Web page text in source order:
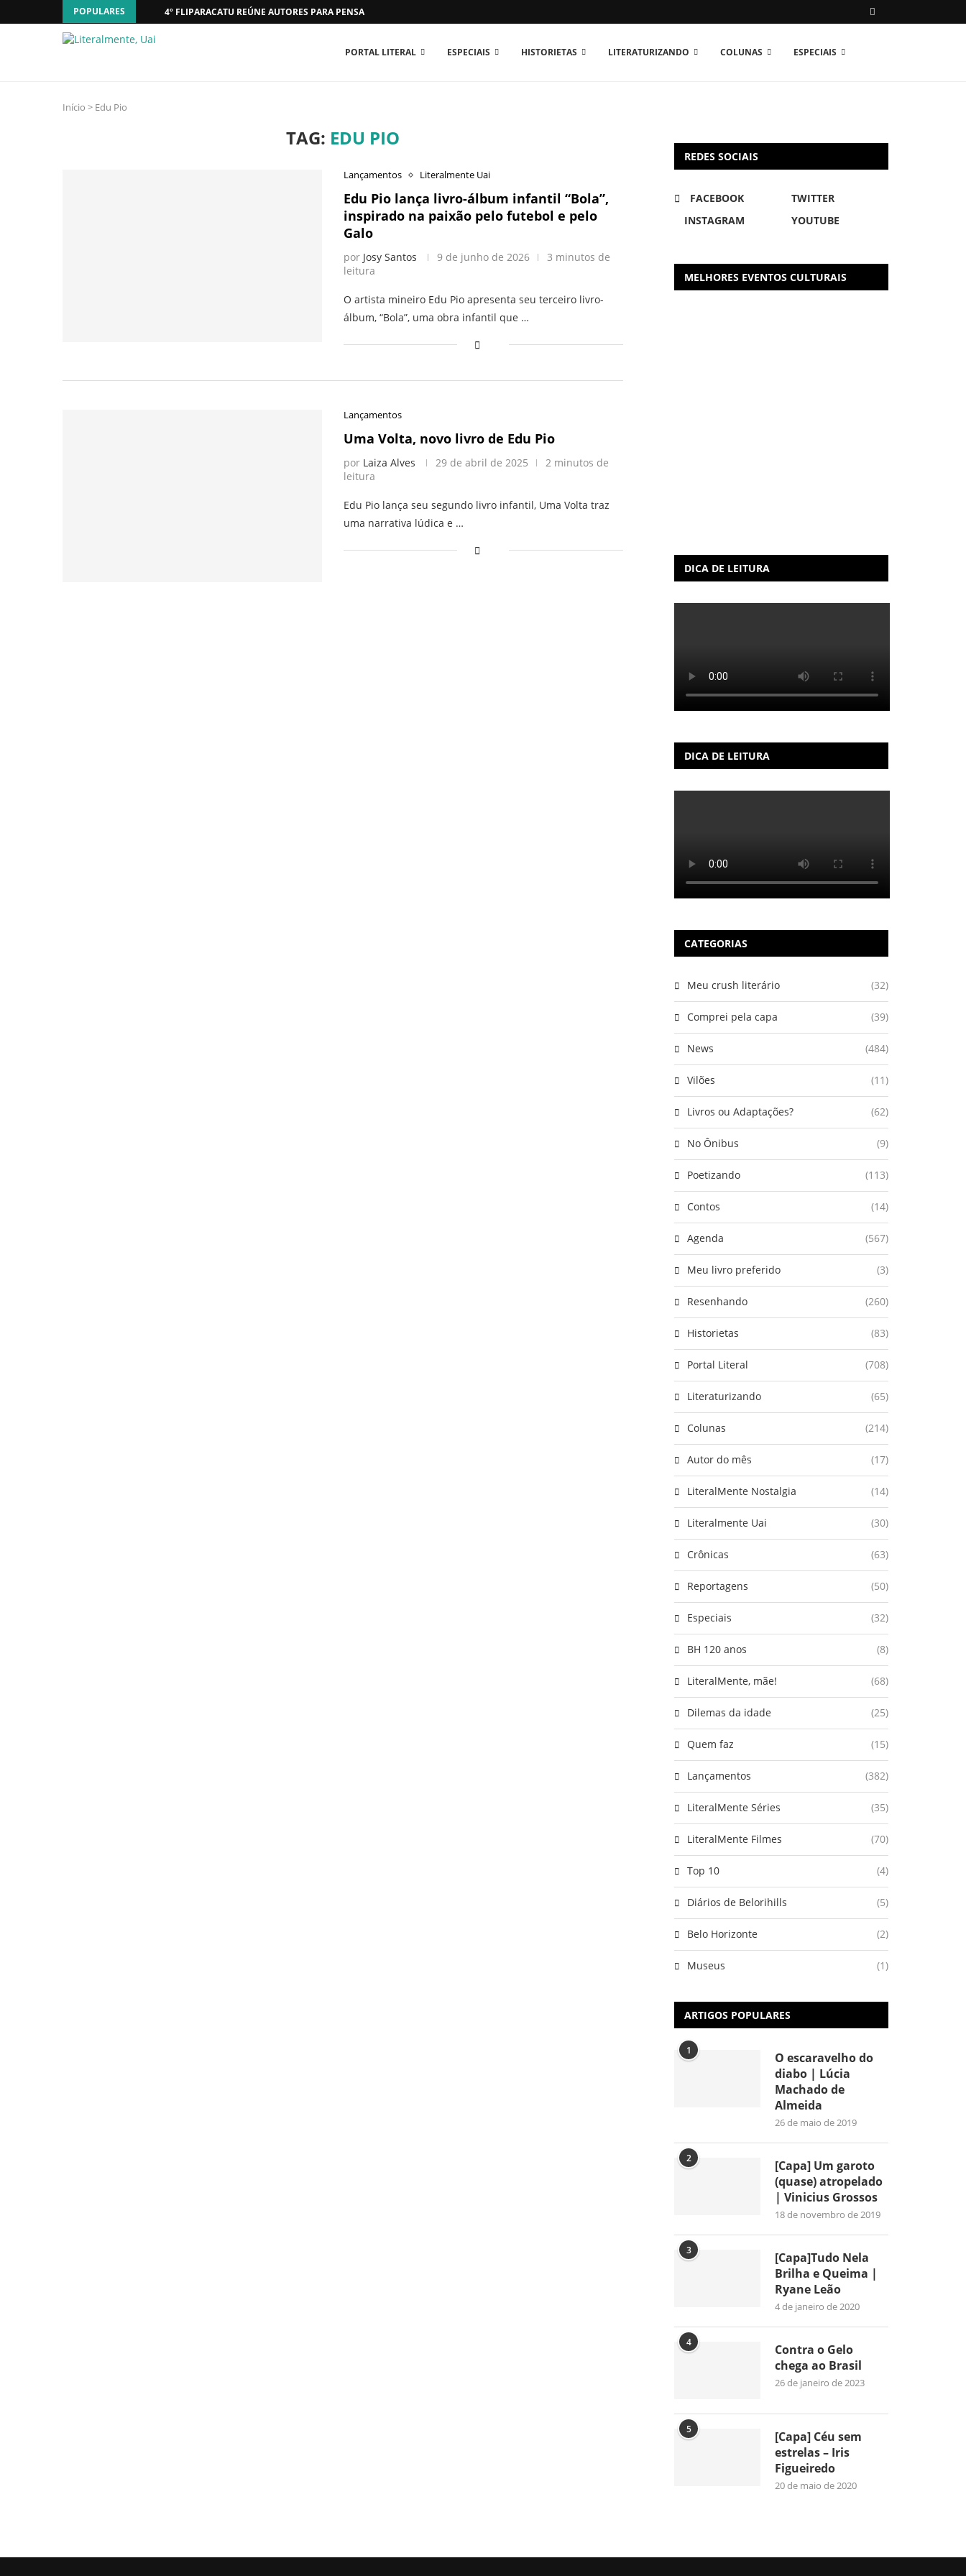
POPULARES 4º FLIPARACATU REÚNE AUTORES PARA PENSAR O MUNDO...
PORTAL LITERAL ESPECIAIS HISTORIETAS LITERATURIZANDO COLUNAS ESPECIAIS
Início > Edu Pio
TAG: EDU PIO
Lançamentos Literalmente Uai
Edu Pio lança livro-álbum infantil “Bola”,
inspirado na paixão pelo futebol e pelo
Galo
por Josy Santos 9 de junho de 2026
3 minutos de
leitura
O artista mineiro Edu Pio apresenta seu terceiro livro-
álbum, “Bola”, uma obra infantil que …
Lançamentos
Uma Volta, novo livro de Edu Pio
por Laiza Alves 29 de abril de 2025
2 minutos de
leitura
Edu Pio lança seu segundo livro infantil, Uma Volta traz
uma narrativa lúdica e …
REDES SOCIAIS
FACEBOOK
TWITTER
INSTAGRAM
YOUTUBE
MELHORES EVENTOS CULTURAIS
DICA DE LEITURA
DICA DE LEITURA
CATEGORIAS
Meu crush literário (32)
Comprei pela capa (39)
News (484)
Vilões (11)
Livros ou Adaptações? (62)
No Ônibus (9)
Poetizando (113)
Contos (14)
Agenda (567)
Meu livro preferido (3)
Resenhando (260)
Historietas (83)
Portal Literal (708)
Literaturizando (65)
Colunas (214)
Autor do mês (17)
LiteralMente Nostalgia (14)
Literalmente Uai (30)
Crônicas (63)
Reportagens (50)
Especiais (32)
BH 120 anos (8)
LiteralMente, mãe! (68)
Dilemas da idade (25)
Quem faz (15)
Lançamentos (382)
LiteralMente Séries (35)
LiteralMente Filmes (70)
Top 10 (4)
Diários de Belorihills (5)
Belo Horizonte (2)
Museus (1)
ARTIGOS POPULARES
1
O escaravelho do
diabo | Lúcia
Machado de
Almeida
26 de maio de 2019
2
[Capa] Um garoto
(quase) atropelado
| Vinicius Grossos
18 de novembro de 2019
3
[Capa]Tudo Nela
Brilha e Queima |
Ryane Leão
4 de janeiro de 2020
4
Contra o Gelo
chega ao Brasil
26 de janeiro de 2023
5
[Capa] Céu sem
estrelas – Iris
Figueiredo
20 de maio de 2020